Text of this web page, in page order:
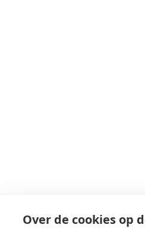
Over de cookies op